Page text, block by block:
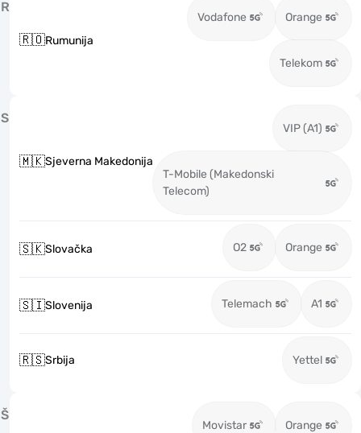
R
🇷🇴Rumunija
Vodafone Orange
Telekom
S
🇲🇰Sjeverna Makedonija
VIP (A1)
T-Mobile (Makedonski
Telecom)
🇸🇰Slovačka O2 Orange
🇸🇮Slovenija Telemach A1
🇷🇸Srbija Yettel
Š
Movistar Orange